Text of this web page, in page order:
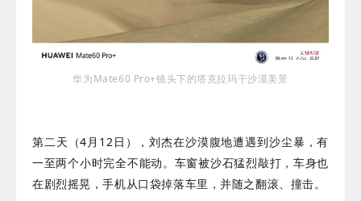
华为Mate60 Pro+镜头下的塔克拉玛干沙漠美景
第二天（4月12日），刘杰在沙漠腹地遭遇到沙尘暴，有
一至两个小时完全不能动。车窗被沙石猛烈敲打，车身也
在剧烈摇晃，手机从口袋掉落车里，并随之翻滚、撞击。